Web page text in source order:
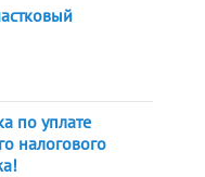
по уплате
налогового